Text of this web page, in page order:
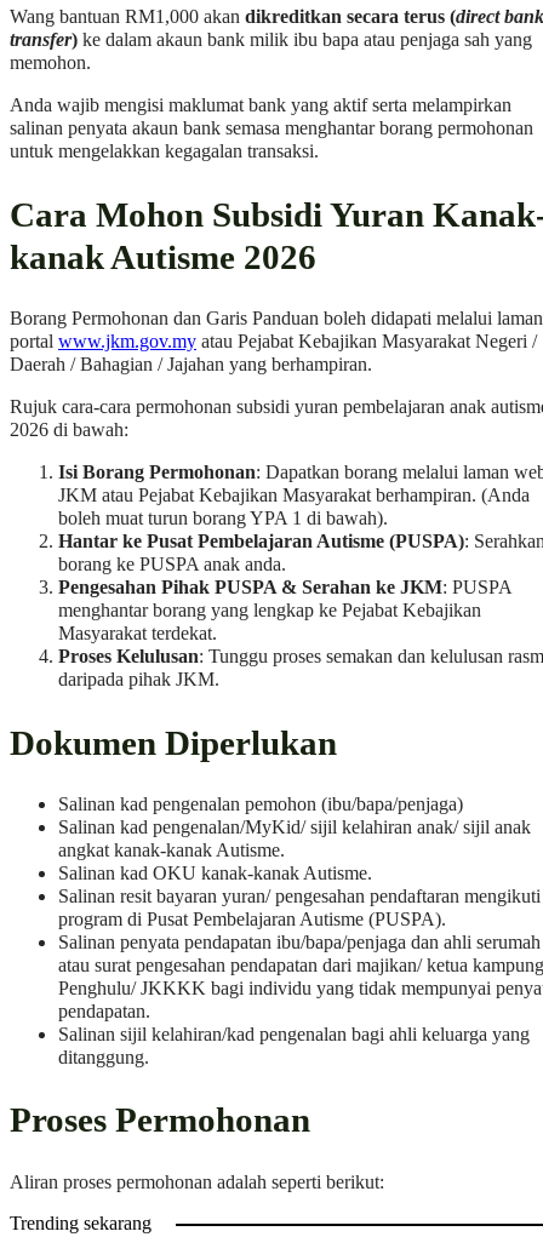
Wang bantuan RM1,000 akan dikreditkan secara terus (direct bank
transfer) ke dalam akaun bank milik ibu bapa atau penjaga sah yang
memohon.
Anda wajib mengisi maklumat bank yang aktif serta melampirkan
salinan penyata akaun bank semasa menghantar borang permohonan
untuk mengelakkan kegagalan transaksi.
Cara Mohon Subsidi Yuran
kanak Autisme 2026
Borang Permohonan dan Garis Panduan boleh didapati melalui laman
portal www.jkm.gov.my atau Pejabat Kebajikan Masyarakat Negeri /
Daerah / Bahagian / Jajahan yang berhampiran.
Rujuk cara-cara permohonan subsidi yuran pembelajaran anak
2026 di bawah:
Isi Borang Permohonan: Dapatkan borang melalui laman
JKM atau Pejabat Kebajikan Masyarakat berhampiran. (Anda
boleh muat turun borang YPA 1 di bawah).
Hantar ke Pusat Pembelajaran Autisme (PUSPA):
borang ke PUSPA anak anda.
Pengesahan Pihak PUSPA & Serahan ke JKM: PUSPA
menghantar borang yang lengkap ke Pejabat Kebajikan
Masyarakat terdekat.
Proses Kelulusan: Tunggu proses semakan dan kelulusan
daripada pihak JKM.
Dokumen Diperlukan
Salinan kad pengenalan pemohon (ibu/bapa/penjaga)
Salinan kad pengenalan/MyKid/ sijil kelahiran anak/ sijil anak
angkat kanak-kanak Autisme.
Salinan kad OKU kanak-kanak Autisme.
Salinan resit bayaran yuran/ pengesahan pendaftaran mengikuti
program di Pusat Pembelajaran Autisme (PUSPA).
Salinan penyata pendapatan ibu/bapa/penjaga dan ahli serumah
atau surat pengesahan pendapatan dari majikan/ ketua
Penghulu/ JKKKK bagi individu yang tidak mempunyai
pendapatan.
Salinan sijil kelahiran/kad pengenalan bagi ahli keluarga yang
ditanggung.
Proses Permohonan
Aliran proses permohonan adalah seperti berikut:
Trending sekarang